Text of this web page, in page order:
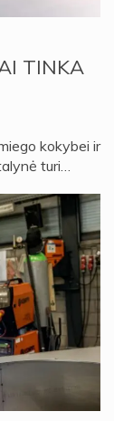
TINKA
kokybei ir
turi…